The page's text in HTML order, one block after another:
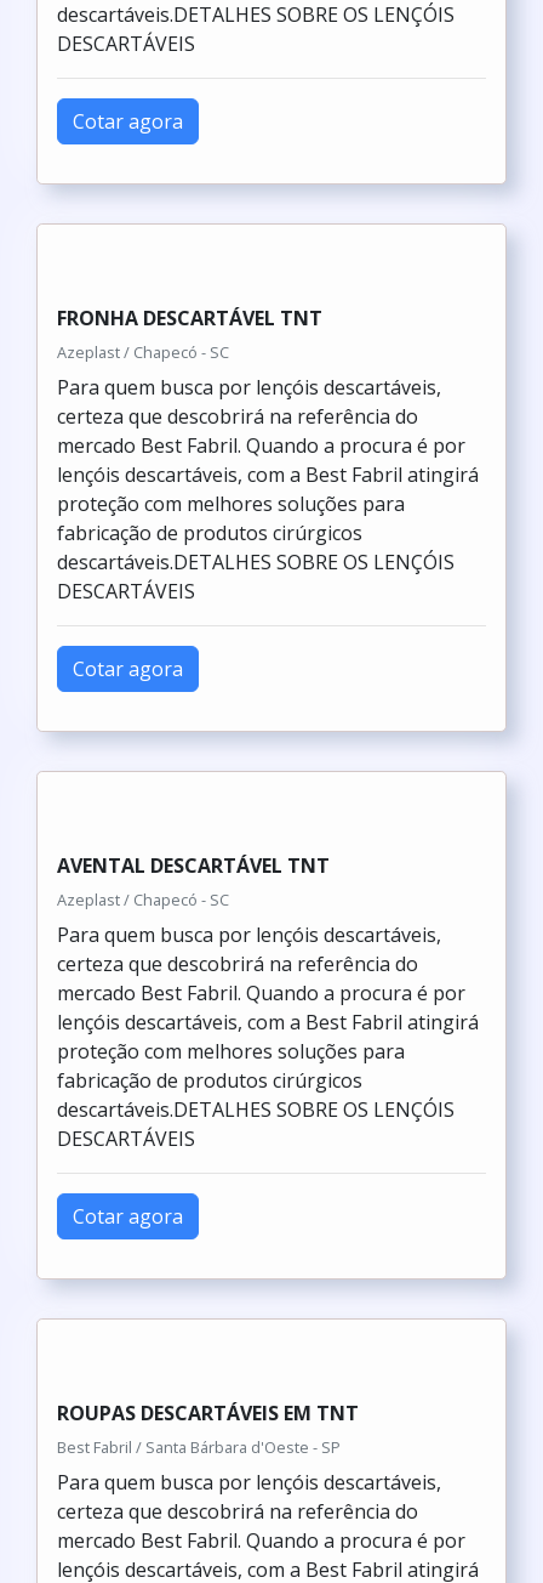
descartáveis.DETALHES SOBRE OS LENÇÓIS
DESCARTÁVEIS
Cotar agora
FRONHA DESCARTÁVEL TNT
Azeplast / Chapecó - SC
Para quem busca por lençóis descartáveis,
certeza que descobrirá na referência do
mercado Best Fabril. Quando a procura é por
lençóis descartáveis, com a Best Fabril atingirá
proteção com melhores soluções para
fabricação de produtos cirúrgicos
descartáveis.DETALHES SOBRE OS LENÇÓIS
DESCARTÁVEIS
Cotar agora
AVENTAL DESCARTÁVEL TNT
Azeplast / Chapecó - SC
Para quem busca por lençóis descartáveis,
certeza que descobrirá na referência do
mercado Best Fabril. Quando a procura é por
lençóis descartáveis, com a Best Fabril atingirá
proteção com melhores soluções para
fabricação de produtos cirúrgicos
descartáveis.DETALHES SOBRE OS LENÇÓIS
DESCARTÁVEIS
Cotar agora
ROUPAS DESCARTÁVEIS EM TNT
Best Fabril / Santa Bárbara d'Oeste - SP
Para quem busca por lençóis descartáveis,
certeza que descobrirá na referência do
mercado Best Fabril. Quando a procura é por
lençóis descartáveis, com a Best Fabril atingirá